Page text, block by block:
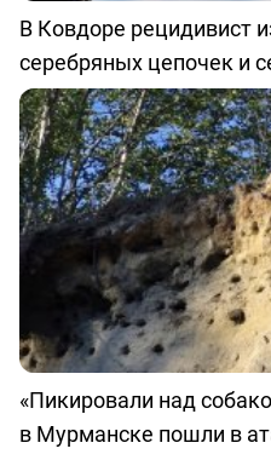
В Ковдоре рецидивист
серебряных цепочек и
«Пикировали над
в Мурманске пошли в